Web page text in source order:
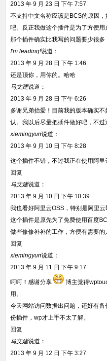
2013 年 9 月 23 日 下午 7:57
不支持中文名称应该是BCS的原因
吧。反正我做这个插件是为了方便用
那个插件确实比我写的问题要少很多
I'm leading!说道：
2013 年 9 月 28 日 下午 1:46
还是顶你，用你的。哈哈
马文建说道：
2013 年 9 月 28 日 下午 6:26
多谢兄弟抬爱！目前我的版本确实
认。我以后尽量把插件做好吧，不过
xiemingyun说道：
2013 年 9 月 10 日 下午 8:28
这个插件不错，不过我正在使用阿
回复
马文建说道：
2013 年 9 月 10 日 下午 10:39
我也看好阿里云OSS，特别是阿里云
这个插件是原先为了免费使用百度
做些修修补补的工作，方便有需要的
回复
xiemingyun说道：
2013 年 9 月 11 日 下午 9:17
呵呵！感谢分享
博主觉得
用。
今天网站访问数据出问题，还好有
份插件，wp才上手不太了解。
回复
马文建说道：
2013 年 9 月 12 日 下午 3:27